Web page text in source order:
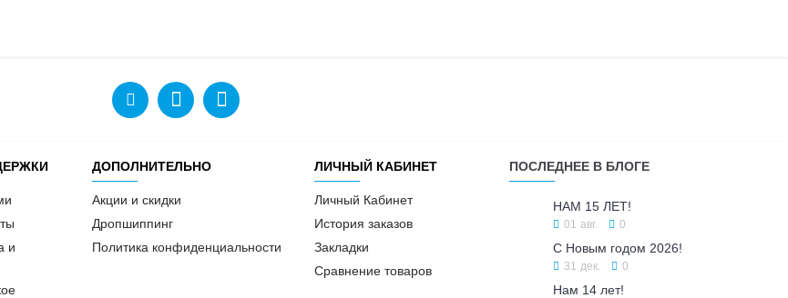
и
ДОПОЛНИТЕЛЬНО
Акции и скидки
Дропшиппинг
Политика конфиденциальности
ЛИЧНЫЙ КАБИНЕТ
Личный Кабинет
История заказов
Закладки
Сравнение товаров
ПОСЛЕДНЕЕ В БЛОГЕ
НАМ 15 ЛЕТ!
01 авг. 0
С Новым годом 2026!
31 дек. 0
Нам 14 лет!